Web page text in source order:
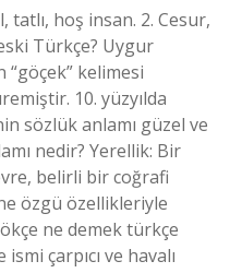
tatlı, hoş insan. 2. Cesur,
Türkçe? Uygur
“göçek” kelimesi
10. yüzyılda
sözlük anlamı güzel ve
nedir? Yerellik: Bir
belirli bir coğrafi
özgü özellikleriyle
ne demek türkçe
çarpıcı ve havalı